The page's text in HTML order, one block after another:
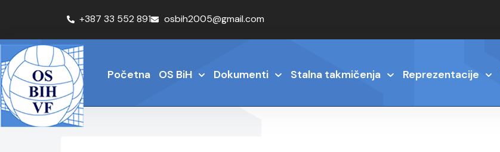
+387 33 552 891 osbih2005@gmail.com
Početna OS BiH Dokumenti Stalna takmičenja Reprezentacije